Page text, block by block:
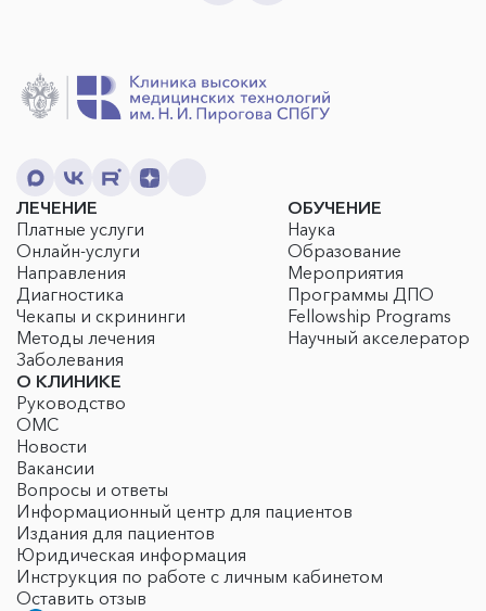
ЛЕЧЕНИЕ
Платные услуги
Онлайн-услуги
Направления
Диагностика
Чекапы и скрининги
Методы лечения
Заболевания
ОБУЧЕНИЕ
Наука
Образование
Мероприятия
Программы ДПО
Fellowship Programs
Научный акселератор
О КЛИНИКЕ
Руководство
ОМС
Новости
Вакансии
Вопросы и ответы
Информационный центр для пациентов
Издания для пациентов
Юридическая информация
Инструкция по работе с личным кабинетом
Оставить отзыв